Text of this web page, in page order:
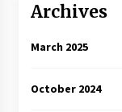
Archives
March 2025
October 2024